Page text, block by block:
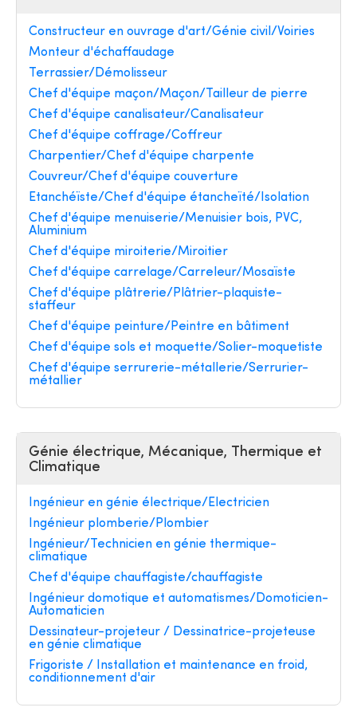
Constructeur en ouvrage d'art/Génie civil/Voiries
Monteur d'échaffaudage
Terrassier/Démolisseur
Chef d'équipe maçon/Maçon/Tailleur de pierre
Chef d'équipe canalisateur/Canalisateur
Chef d'équipe coffrage/Coffreur
Charpentier/Chef d'équipe charpente
Couvreur/Chef d'équipe couverture
Etanchéïste/Chef d'équipe étancheïté/Isolation
Chef d'équipe menuiserie/Menuisier bois, PVC,
Aluminium
Chef d'équipe miroiterie/Miroitier
Chef d'équipe carrelage/Carreleur/Mosaïste
Chef d'équipe plâtrerie/Plâtrier-plaquiste-
staffeur
Chef d'équipe peinture/Peintre en bâtiment
Chef d'équipe sols et moquette/Solier-moquetiste
Chef d'équipe serrurerie-métallerie/Serrurier-
métallier
Génie électrique, Mécanique, Thermique et
Climatique
Ingénieur en génie électrique/Electricien
Ingénieur plomberie/Plombier
Ingénieur/Technicien en génie thermique-
climatique
Chef d'équipe chauffagiste/chauffagiste
Ingénieur domotique et automatismes/Domoticien-
Automaticien
Dessinateur-projeteur / Dessinatrice-projeteuse
en génie climatique
Frigoriste / Installation et maintenance en froid,
conditionnement d'air